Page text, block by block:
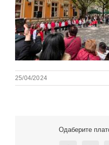
25/04/2024
Одаберите